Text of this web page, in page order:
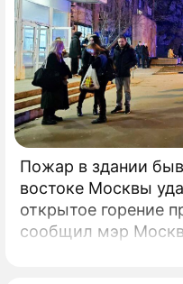
Пожар в здании
востоке Москвы
открытое горение
сообщил мэр
своем Telegram-